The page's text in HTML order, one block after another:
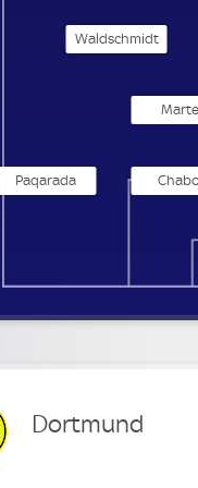
Paqarada
Waldschmidt
Dortmund